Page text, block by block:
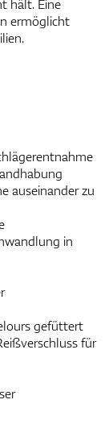
hält. Eine
ermöglicht
auseinander zu
in
gefüttert
für